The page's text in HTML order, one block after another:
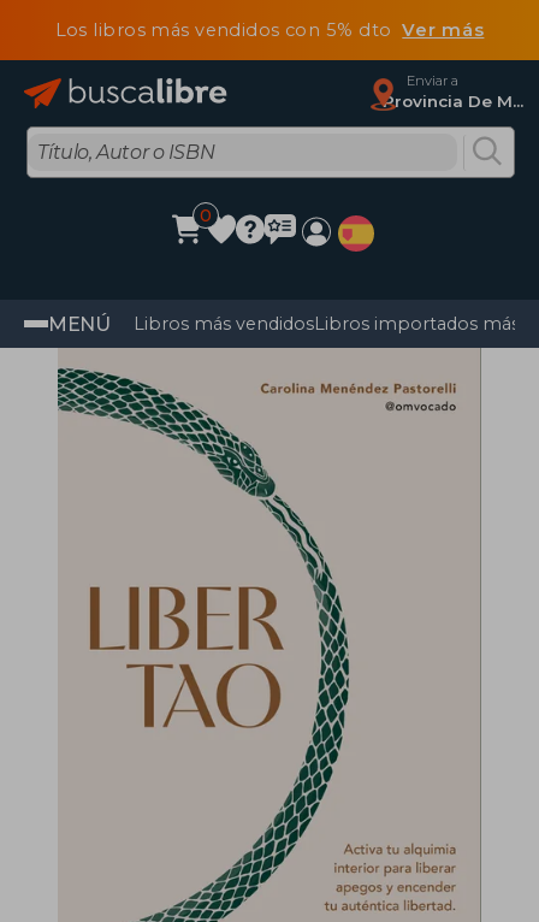
Los libros más vendidos con 5% dtoVer más
Enviar a
Provincia De Madrid
0
MENÚ Libros más vendidosLibros importados más